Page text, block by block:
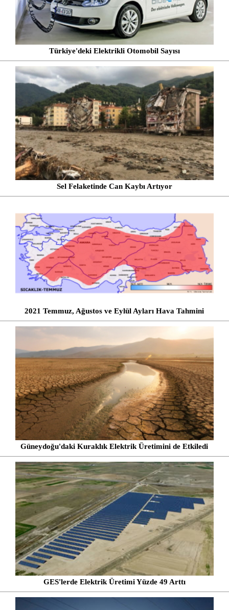
Türkiye'deki Elektrikli Otomobil Sayısı
Sel Felaketinde Can Kaybı Artıyor
2021 Temmuz, Ağustos ve Eylül Ayları Hava Tahmini
Güneydoğu'daki Kuraklık Elektrik Üretimini de Etkiledi
GES'lerde Elektrik Üretimi Yüzde 49 Arttı